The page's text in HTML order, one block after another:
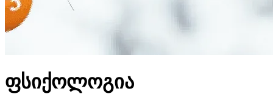
ფსიქოლოგია